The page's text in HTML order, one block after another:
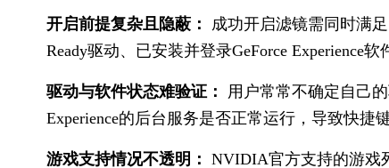
开启前提复杂且隐蔽：
成功开启滤镜需同时满
Ready驱动、已安装并登录GeForce Experience
驱动与软件状态难验证：
用户常常不确定自己
Experience的后台服务是否正常运行，导致快捷
游戏支持情况不透明： NVIDIA官方支持的游戏